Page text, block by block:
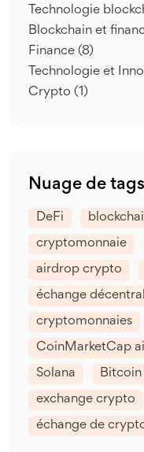
Technologie
Blockchain et
Finance (8)
Technologie et
Crypto (1)
Nuage de tags
DeFi
cryptomonnaie
airdrop crypto
échange
cryptomonnaies
CoinMarketCap
Solana Bitcoin
exchange crypto
échange de